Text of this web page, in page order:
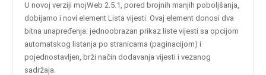
U novoj verziji mojWeb 2.5.1, pored brojnih manjih poboljšanja,
dobijamo i novi element Lista vijesti. Ovaj element donosi dva
bitna unapređenja: jednoobrazan prikaz liste vijesti sa opcijom
automatskog listanja po stranicama (paginacijom) i
pojednostavljen, brži način dodavanja vijesti i vezanog
sadržaja.